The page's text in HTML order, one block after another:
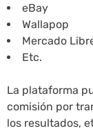
eBay
Wallapop
Mercado
Etc.
La plataforma
comisión por
los resultados,